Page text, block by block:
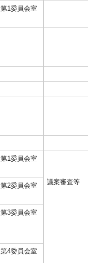
第1委員会室
第1委員会室
議案審査等
第2委員会室
第3委員会室
第4委員会室